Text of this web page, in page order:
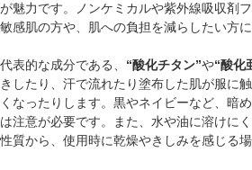
が魅力です。ノンケミカルや紫外線吸収剤
敏感肌の方や、肌への負担を減らしたい方に
代表的な成分である、 “酸化チタン”や“酸化
きしたり、汗で流れたり塗布した肌が服に
くなったりします。黒やネイビーなど、暗
は注意が必要です。また、水や油に溶けに
性質から、使用時に乾燥やきしみを感じる場